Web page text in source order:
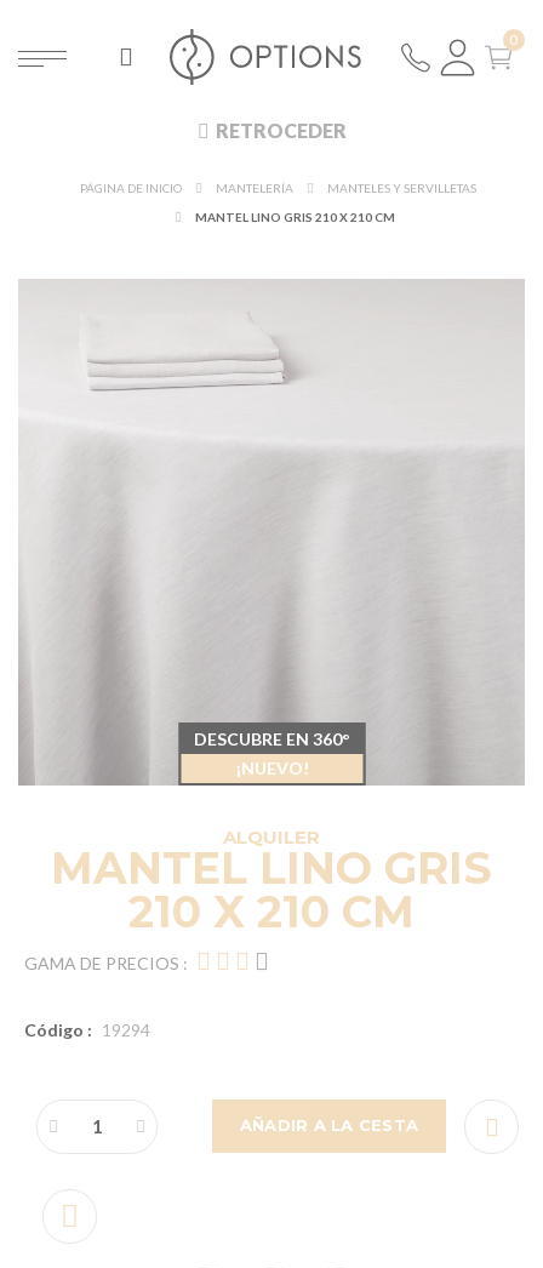
RETROCEDER
PÁGINA DE INICIO MANTELERÍA
MANTELES Y SERVILLETAS
MANTEL LINO GRIS 210 X 210 CM
ALQUILER
MANTEL LINO GRIS
210 X 210 CM
GAMA DE PRECIOS :
Código : 19294
AÑADIR A LA CESTA
DESCUBRE EN 360°
¡NUEVO!